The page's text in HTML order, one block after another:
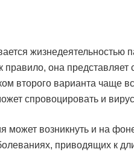
жизнедеятельностью
правило, она
второго варианта чаще
спровоцировать и
может возникнуть и на
приводящих к